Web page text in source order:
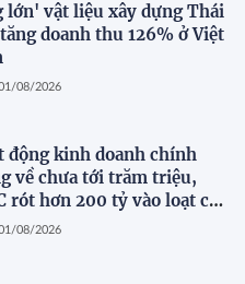
lớn' vật liệu xây dựng Thái
doanh thu 126% ở Việt
08/2026
động kinh doanh chính
về chưa tới trăm triệu,
rót hơn 200 tỷ vào loạt cổ
'họ' Gelex
08/2026